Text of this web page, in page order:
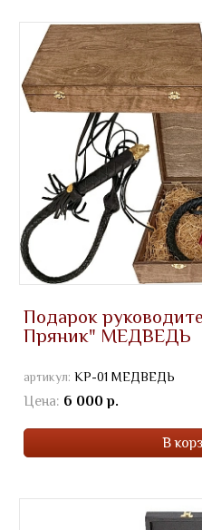
Подарок
Пряник" МЕДВЕДЬ
артикул: КР-01 МЕДВЕДЬ
Цена: 6 000 р.
В